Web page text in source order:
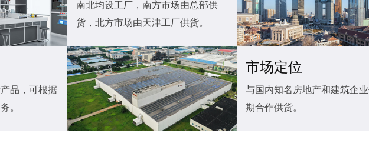
南北均设工厂，南方市场由总部供
货，北方市场由天津工厂供货。
品，可根据
。
市场定位
与国内知名房地产和建筑企
期合作供货。